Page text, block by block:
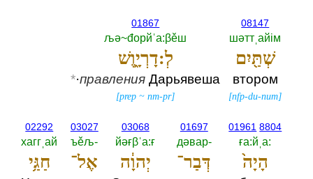
08147
шәттˌайiм
שְׁתַּ֖יִם
втором
[nfp-du-num]
01867
љә~đорйˈа:βěш
לְ:דָרְיָ֑וֶשׁ
*·правления Дарьявеша
[prep ~nm-pr]
01961 8804
ға:йˌа:‎
הָיָה֙
01697
дәвар-‎
דְּבַר־
03068
йәғβˈа:ғ
יְהוָ֔ה
03027
ъěљ-‎
אֶל־
02292
хаггˌай
חַגַּ֥י